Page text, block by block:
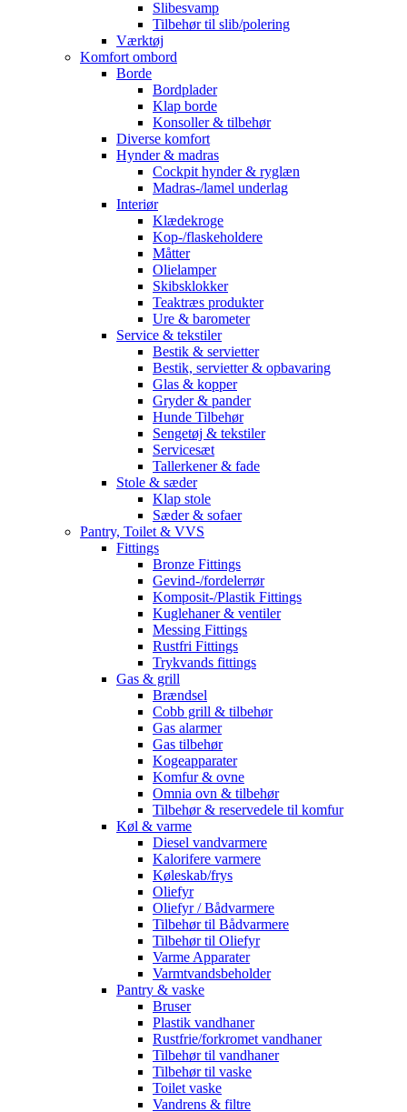
Slibesvamp
Tilbehør til slib/polering
Værktøj
Komfort ombord
Borde
Bordplader
Klap borde
Konsoller & tilbehør
Diverse komfort
Hynder & madras
Cockpit hynder & ryglæn
Madras-/lamel underlag
Interiør
Klædekroge
Kop-/flaskeholdere
Måtter
Olielamper
Skibsklokker
Teaktræs produkter
Ure & barometer
Service & tekstiler
Bestik & servietter
Bestik, servietter & opbavaring
Glas & kopper
Gryder & pander
Hunde Tilbehør
Sengetøj & tekstiler
Servicesæt
Tallerkener & fade
Stole & sæder
Klap stole
Sæder & sofaer
Pantry, Toilet & VVS
Fittings
Bronze Fittings
Gevind-/fordelerrør
Komposit-/Plastik Fittings
Kuglehaner & ventiler
Messing Fittings
Rustfri Fittings
Trykvands fittings
Gas & grill
Brændsel
Cobb grill & tilbehør
Gas alarmer
Gas tilbehør
Kogeapparater
Komfur & ovne
Omnia ovn & tilbehør
Tilbehør & reservedele til komfur
Køl & varme
Diesel vandvarmere
Kalorifere varmere
Køleskab/frys
Oliefyr
Oliefyr / Bådvarmere
Tilbehør til Bådvarmere
Tilbehør til Oliefyr
Varme Apparater
Varmtvandsbeholder
Pantry & vaske
Bruser
Plastik vandhaner
Rustfrie/forkromet vandhaner
Tilbehør til vandhaner
Tilbehør til vaske
Toilet vaske
Vandrens & filtre